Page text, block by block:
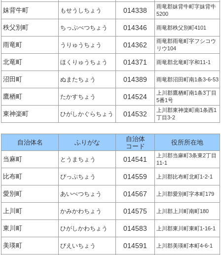
妹背牛町 もせうしちょう 014338
雨竜郡妹背牛町字妹背牛
5200
秩父別町 ちっぷべつちょう 014346 雨竜郡秩父別町4101
雨竜町 うりゅうちょう 014362
雨竜郡雨竜町字フシコウ
リウ104
北竜町 ほくりゅうちょう 014371 雨竜郡北竜町字和11-1
沼田町 ぬまたちょう 014389 雨竜郡沼田町南1条3-6-53
鷹栖町 たかすちょう 014524
上川郡鷹栖町南1条3丁目
5番1号
東神楽町 ひがしかぐらちょう 014532
上川郡東神楽町南1条西1
丁目3-2
自治体名 ふりがな
自治体
コード
役所所在地
当麻町 とうまちょう 014541
上川郡当麻町3条東2丁目
11-1
比布町 ぴっぷちょう 014559 上川郡比布町北町1-2-1
愛別町 あいべつちょう 014567 上川郡愛別町字本町179
上川町 かみかわちょう 014575 上川郡上川町南町180
東川町 ひがしかわちょう 014583 上川郡東川町東町1-16-1
美瑛町 びえいちょう 014591 上川郡美瑛町本町4-6-1